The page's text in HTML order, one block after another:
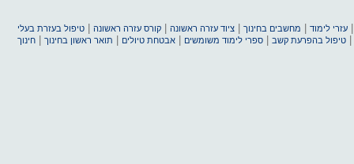
עזרי לימוד מחשבים בחינוך |ציוד עזרה ראשונה |קורס עזרה ראשונה |טיפול בעזרת בעלי
|טיפול בהפרעת קשב |ספרי לימוד משומשים |אבטחת טיולים תואר ראשון בחינוך |חינוך